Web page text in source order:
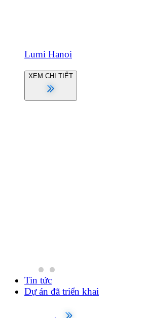
Lumi Hanoi
XEM CHI TIẾT
Tin tức
Dự án đã triển khai